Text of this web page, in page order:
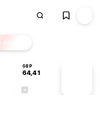
EKSTRA
GBP
64,41